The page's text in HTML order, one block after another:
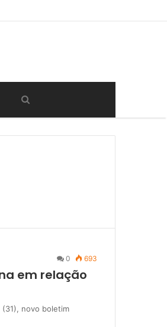
0 693
em relação
novo boletim